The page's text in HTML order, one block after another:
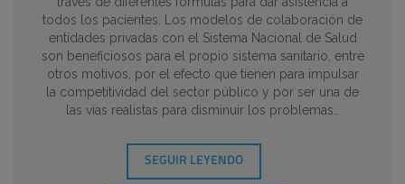
todos los pacientes. Los modelos de colaboración de
entidades privadas con el Sistema Nacional de Salud
son beneficiosos para el propio sistema sanitario, entre
otros motivos, por el efecto que tienen para impulsar
la competitividad del sector público y por ser una de
las vías realistas para disminuir los problemas…
SEGUIR LEYENDO